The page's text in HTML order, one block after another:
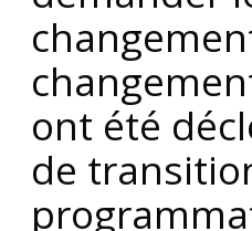
ont été
de